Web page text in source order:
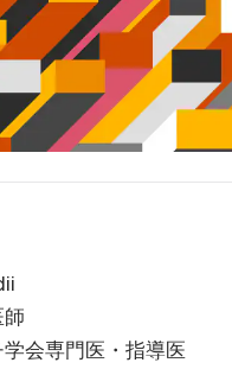
学会専門医・指導医